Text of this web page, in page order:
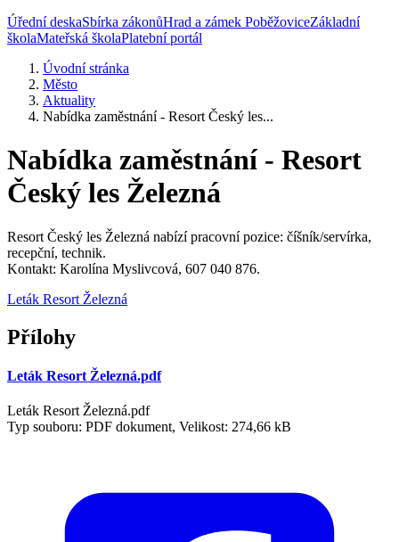
Úřední deskaSbírka zákonůHrad a zámek PoběžoviceZákladní
školaMateřská školaPlatební portál
Úvodní stránka
Město
Aktuality
Nabídka zaměstnání - Resort Český les...
Nabídka zaměstnání - Resort
Český les Železná
Resort Český les Železná nabízí pracovní pozice: číšník/servírka,
recepční, technik.
Kontakt: Karolína Myslivcová, 607 040 876.
Leták Resort Železná
Přílohy
Leták Resort Železná.pdf
Leták Resort Železná.pdf
Typ souboru: PDF dokument, Velikost: 274,66 kB